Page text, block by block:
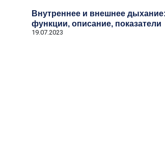
Внутреннее и внешнее дыхание:
функции, описание, показатели
19.07.2023